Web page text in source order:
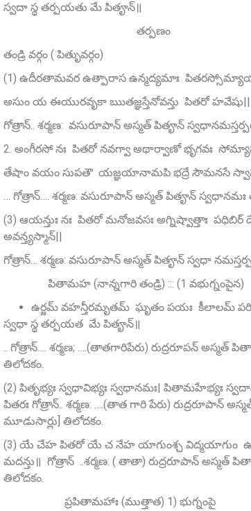
స్వదా స్థ తర్పయతు మే పితౄన్‌॥
తర్పణం
తండ్రి వర్గం ( పితృువర్గం)
(1) ఉదీరతామవర ఉత్పారాస ఉన్మద్యమాః
అసుం య ఈయురవృకా ఋతజ్ఞస్తేనోవన్తు పితరో హవేషు||
గోత్రాన్.. శర్మణ: వసురూపాన్‌ అస్మత్‌ పితౄన్‌
2. అంగీరసో నః పితరో నవగ్వా అథార్వాణో భృగవః
తేషాం వయం సుపతౌ యజ్ఞయానామపి భద్రే సౌమనసే
… గోత్రాన్…. శర్మణ: వసురూపాన్‌ అస్మత్ పితౄన్‌
(3) ఆయన్తుః నః పితరో మనోజవసః అగ్నిష్వాత్తాః
అవన్త్యస్మాన్‌||
గోత్రాన్… శర్మణ: వసురూపాన్‌ అస్మత్ పితౄన్‌ స్వధా
పితామహ (నాన్నగారి తండ్రి) ::: (1 వభుగ్నంపైన)
ఉర్జమ్‌ వహన్తీరమృతమ్ ఘృతం పయః కీలాలమ్‌
స్వధా స్థ తర్పయత మే పితౄన్‌॥
.. గోత్రాన్…. శర్మణ; ….(తాతగారిపేరు) రుద్రరూపన్‌
తిలోదకం.
(2) పితృభ్యః స్వధావిభ్యః స్వధానమః| పితామహేభ్యః
పితరః గోత్రాన్.. శర్మణ: ….(తాత గారి పేరు)
మూడుసార్లు] తిలోదకం.
(3) యే చేహ పితరో యే చ నేహ యాగుంశ్చ విద్మయాగుం ఉ
మదన్తు॥ గోత్రాన్ ..శర్మణ: ( తాతా) రుద్రరూపాన్‌
తిలోదకం.
ప్రపితామహాః (ముత్తాత) 1) భుగ్నంపై